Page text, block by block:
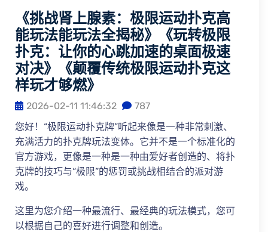
《挑战肾上腺素：极限运动扑克高
能玩法能玩法全揭秘》《玩转极限
扑克：让你的心跳加速的桌面极速
对决》《颠覆传统极限运动扑克这
样玩才够燃》
2026-02-11 11:46:32
787
您好！“极限运动扑克牌”听起来像是一种非常刺激、
充满活力的扑克牌玩法变体。它并不是一个标准化的
官方游戏，更像是一种是一种由爱好者创造的、将扑
克牌的技巧与“极限”的惩罚或挑战相结合的派对游
戏。
这里为您介绍一种最流行、最经典的玩法模式，您可
以根据自己的喜好进行调整和创造。